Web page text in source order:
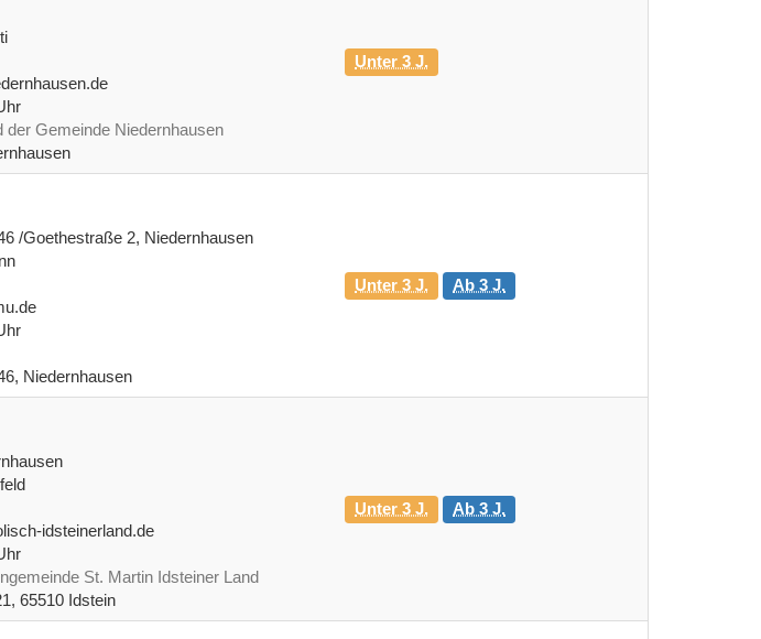
der Gemeinde Niedernhausen
Unter 3 J.
/Goethestraße 2, Niedernhausen
Niedernhausen
Unter 3 J. Ab 3 J.
idsteinerland.de
St. Martin Idsteiner Land
65510 Idstein
Unter 3 J. Ab 3 J.